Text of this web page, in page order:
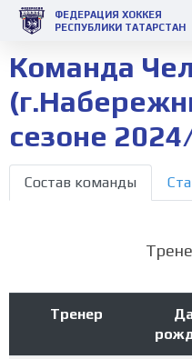
ФЕДЕРАЦИЯ ХОККЕЯ
РЕСПУБЛИКИ ТАТАРСТАН
Команда
сезоне
Состав команды
Тренер